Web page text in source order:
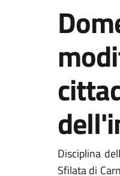
Disciplina
Sfilata di